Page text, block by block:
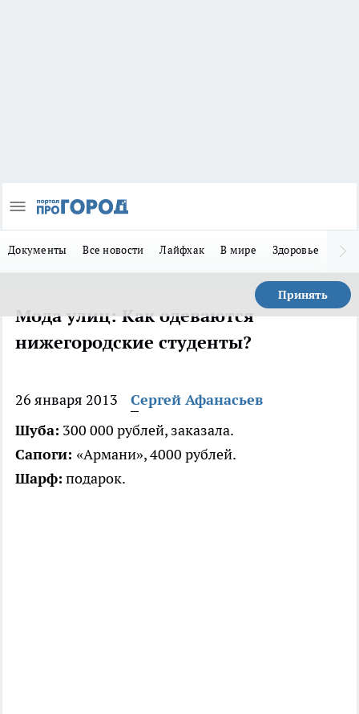
Документы Все новости Лайфхак В мире Здоровье
Принять
Мода улиц: Как одеваются
нижегородские студенты?
26 января 2013
Сергей Афанасьев
Шуба: 300 000 рублей, заказала.
Сапоги: «Армани», 4000 рублей.
Шарф: подарок.